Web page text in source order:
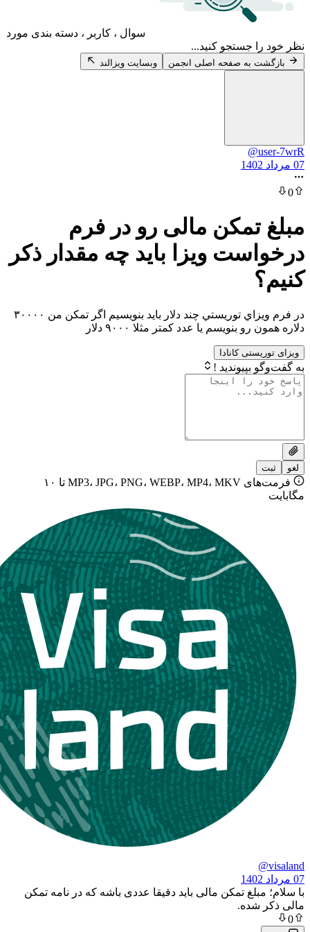
سوال ، کاربر ، دسته بندی مورد
جستجو کنید...
به صفحه اصلی انجمن وبسایت ویزالند
مالی رو در فرم
ویزا باید چه مقدار ذکر
در فرم ويزاي توريستي چند دلار بايد بنويسيم اگر تمكن من ٣٠٠٠٠
بنويسم يا عدد كمتر مثلا ٩٠٠٠ دلار
کانادا
!
فرمت‌های MP3، JPG، PNG، WEBP، MP4، MKV تا ۱۰
تمکن مالی باید دقیقا عددی باشه که در نامه تمکن